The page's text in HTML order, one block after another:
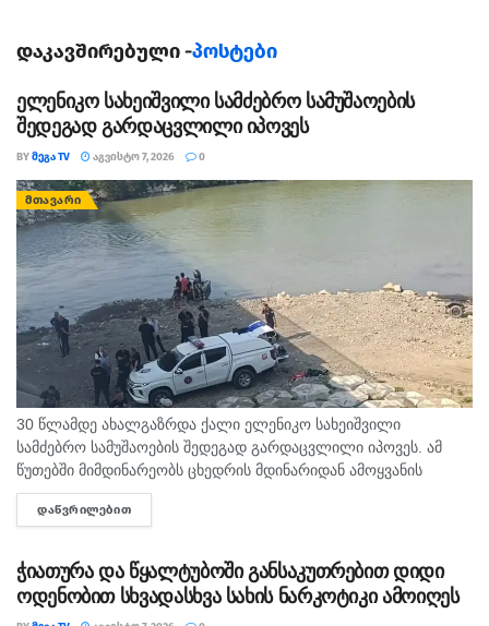
თეგები: ავტომობილი
დაკავშირებული -პოსტები
ელენიკო სახეიშვილი სამძებრო სამუშაოების
შედეგად გარდაცვლილი იპოვეს
BYᲛᲔᲒᲐ TV ᲐᲒᲕᲘᲡᲢᲝ 7, 2026 0
ᲛᲗᲐᲕᲐᲠᲘ
30 წლამდე ახალგაზრდა ქალი ელენიკო სახეიშვილი
სამძებრო სამუშაოების შედეგად გარდაცვლილი იპოვეს. ამ
წუთებში მიმდინარეობს ცხედრის მდინარიდან ამოყვანის
ოპერაცია. ინფორმაციას ,,თაიმერი" ავრცელებს.
ᲓᲐᲬᲕᲠᲘᲚᲔᲑᲘᲗ
ჭიათურა და წყალტუბოში განსაკუთრებით დიდი
ოდენობით სხვადასხვა სახის ნარკოტიკი ამოიღეს